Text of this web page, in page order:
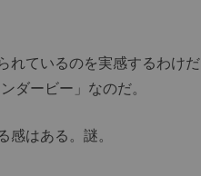
れているのを実感するわけだ
ダービー」なのだ。
はある。謎。